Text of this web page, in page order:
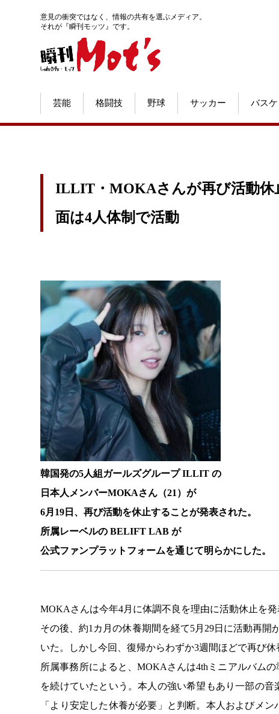
意見の衝突ではなく、情報の共有を選ぶメディア。
それが『瞬刊モッツ』です。
芸能 格闘技 野球 サッカー バスケ
ILLIT・MOKAさんが再び活動休
面は4人体制で活動
韓国発の5人組ガールズグループ ILLIT の
日本人メンバーMOKAさん（21）が
6月19日、再び活動を休止することが発表された。
所属レーベルの BELIFT LAB が
公式ファンプラットフォームを通じて明らかにした。
MOKAさんは今年4月に体調不良を理由に活動休止を発
その後、約1カ月の休養期間を経て5月29日に活動再
いた。しかし今回、復帰からわずか3週間ほどで再び休
所属事務所によると、MOKAさんは4thミニアルバム
を続けていたという。本人の強い希望もあり一部の
「より安定した休養が必要」と判断。本人およびメ